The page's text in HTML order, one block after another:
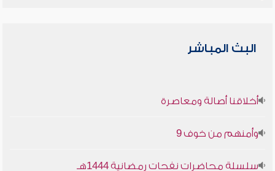
البث المباشر
أخلاقنا أصالة ومعاصرة
وأمنهم من خوف 9
سلسلة محاضرات نفحات رمضانية 1444هـ